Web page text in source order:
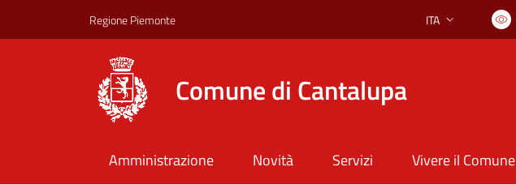
Regione Piemonte Lingua attiva:
ITA
Comune di Cantalupa
Amministrazione Novità Servizi Vivere il Comune